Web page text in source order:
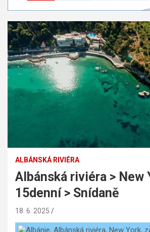
ALBÁNSKÁ RIVIÉRA
Albánská riviéra > New
15denní > Snídaně
18. 6. 2025